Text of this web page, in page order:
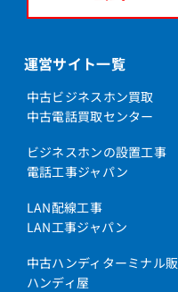
運営サイト一覧
中古ビジネスホン買取
中古電話買取センター
ビジネスホンの設置工事
電話工事ジャパン
LAN配線工事
LAN工事ジャパン
中古ハンディターミナル
ハンディ屋